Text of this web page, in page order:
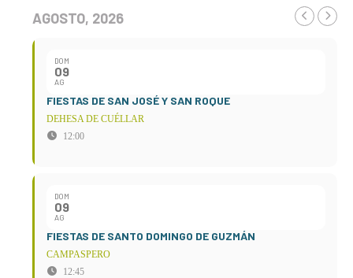
AGOSTO, 2026
DOM
09
AG
FIESTAS DE SAN JOSÉ Y SAN ROQUE
DEHESA DE CUÉLLAR
12:00
DOM
09
AG
FIESTAS DE SANTO DOMINGO DE GUZMÁN
CAMPASPERO
12:45